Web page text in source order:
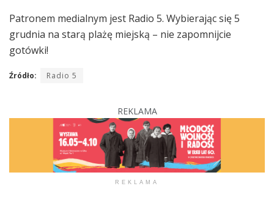
Patronem medialnym jest Radio 5. Wybierając się 5
grudnia na starą plażę miejską – nie zapomnijcie
gotówki!
Źródło: Radio 5
REKLAMA
REKLAMA